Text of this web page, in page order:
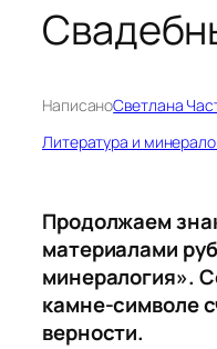
НаписаноСветлана
Литература и
Продолжаем
материалами
минералогия».
камне-символе
верности.